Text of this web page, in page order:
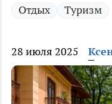
Отдых Туризм
28 июля 2025